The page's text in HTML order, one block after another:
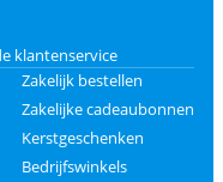
klantenservice
Zakelijk bestellen
Zakelijke cadeaubonnen
Kerstgeschenken
Bedrijfswinkels